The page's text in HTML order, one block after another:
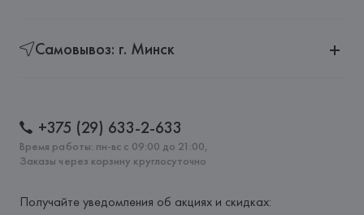
Самовывоз: г. Минск
+375 (29) 633-2-633
Время работы: пн-вс с 09:00 до 21:00,
Заказы через корзину круглосуточно
Получайте уведомления об акциях и скидках: